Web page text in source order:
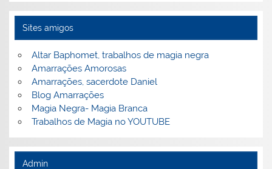
Sites amigos
Altar Baphomet, trabalhos de magia negra
Amarrações Amorosas
Amarrações, sacerdote Daniel
Blog Amarrações
Magia Negra- Magia Branca
Trabalhos de Magia no YOUTUBE
Admin